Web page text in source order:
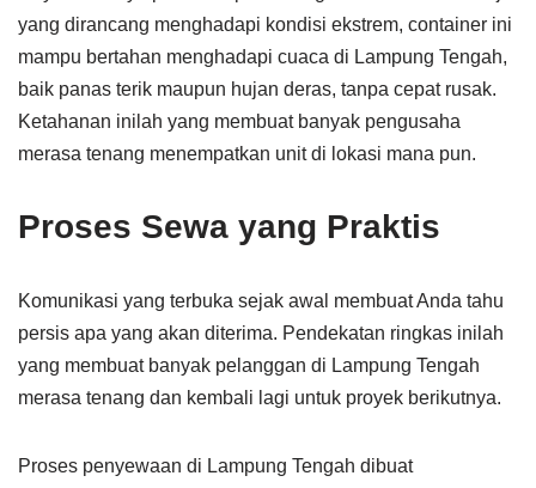
yang dirancang menghadapi kondisi ekstrem, container ini
mampu bertahan menghadapi cuaca di Lampung Tengah,
baik panas terik maupun hujan deras, tanpa cepat rusak.
Ketahanan inilah yang membuat banyak pengusaha
merasa tenang menempatkan unit di lokasi mana pun.
Proses Sewa yang Praktis
Komunikasi yang terbuka sejak awal membuat Anda tahu
persis apa yang akan diterima. Pendekatan ringkas inilah
yang membuat banyak pelanggan di Lampung Tengah
merasa tenang dan kembali lagi untuk proyek berikutnya.
Proses penyewaan di Lampung Tengah dibuat